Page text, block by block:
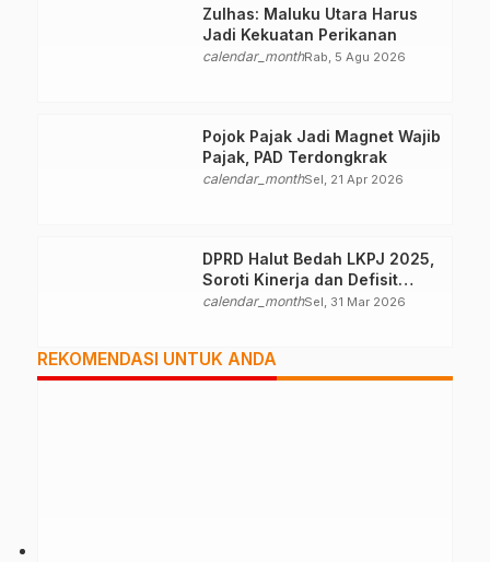
Zulhas: Maluku Utara Harus
Jadi Kekuatan Perikanan
calendar_monthRab, 5 Agu 2026
Pojok Pajak Jadi Magnet Wajib
Pajak, PAD Terdongkrak
calendar_monthSel, 21 Apr 2026
DPRD Halut Bedah LKPJ 2025,
Soroti Kinerja dan Defisit
Anggaran
calendar_monthSel, 31 Mar 2026
REKOMENDASI UNTUK ANDA